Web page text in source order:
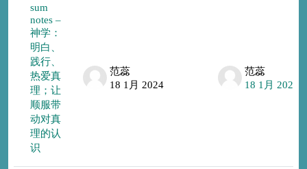
sum
notes –
神学：
明白、
践行、
热爱真
理；让
顺服带
动对真
理的认
识
范蕊
18 1月 2024
范蕊
18 1月 2024